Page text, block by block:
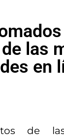
las
en
de